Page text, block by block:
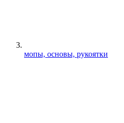
мопы, основы, рукоятки